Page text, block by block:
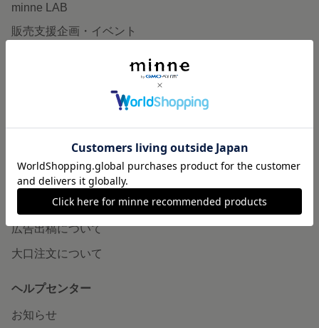
minne LAB
販売支援企画・イベント
minneとものづくりと
minneの本
企業の方へ
広告出稿について
大口注文について
ヘルプセンター
お知らせ